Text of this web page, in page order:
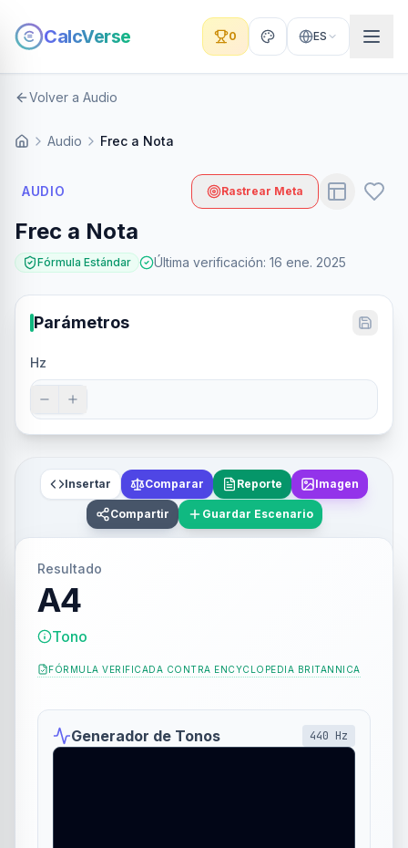
CalcVerse 0 ES
Volver a Audio
Audio Frec a Nota
AUDIO Rastrear Meta
Frec a Nota
Fórmula Estándar Última verificación: 16 ene. 2025
Parámetros
Hz
Insertar Comparar Reporte Imagen
Compartir Guardar Escenario
Resultado
A4
Tono
FÓRMULA VERIFICADA CONTRA ENCYCLOPEDIA BRITANNICA
Generador de Tonos 440 Hz